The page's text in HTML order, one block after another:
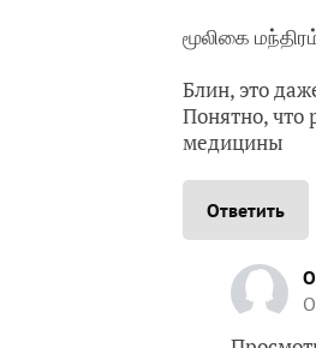
மூலிகை
Блин, это
Понятно, что
медицины
Ответить